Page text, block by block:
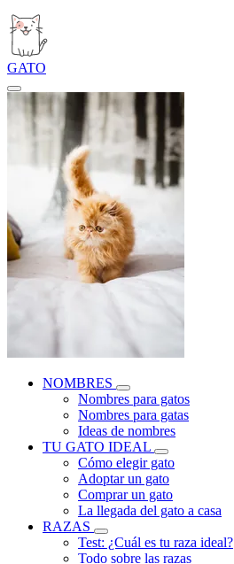
GATO
NOMBRES
Nombres para gatos
Nombres para gatas
Ideas de nombres
TU GATO IDEAL
Cómo elegir gato
Adoptar un gato
Comprar un gato
La llegada del gato a casa
RAZAS
Test: ¿Cuál es tu raza ideal?
Todo sobre las razas